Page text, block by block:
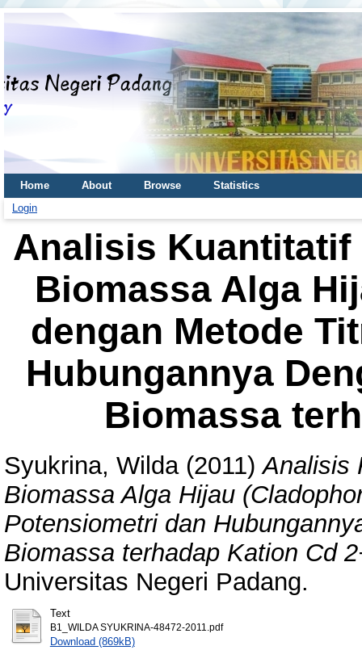
Home About Browse
Statistics
Login
Analisis
Biomassa Alga
dengan Metode
Hubungannya
Biomassa
Syukrina, Wilda(2011)Analisis
Biomassa Alga Hijau
Potensiometri dan
Biomassa terhadap Kation Cd
Universitas Negeri Padang.
Text
B1_WILDA SYUKRINA-48472-2011.pdf
Download (869kB)